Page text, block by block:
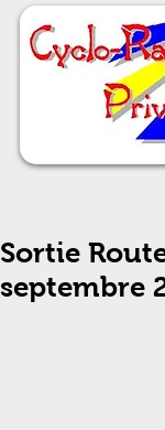
Sortie
septembre